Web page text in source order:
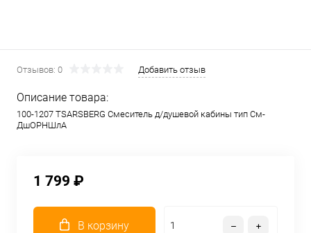
Отзывов: 0 Добавить отзыв
Описание товара:
100-1207 TSARSBERG Смеситель д/душевой кабины тип См-
ДшОРНШлА
1 799 ₽
В корзину